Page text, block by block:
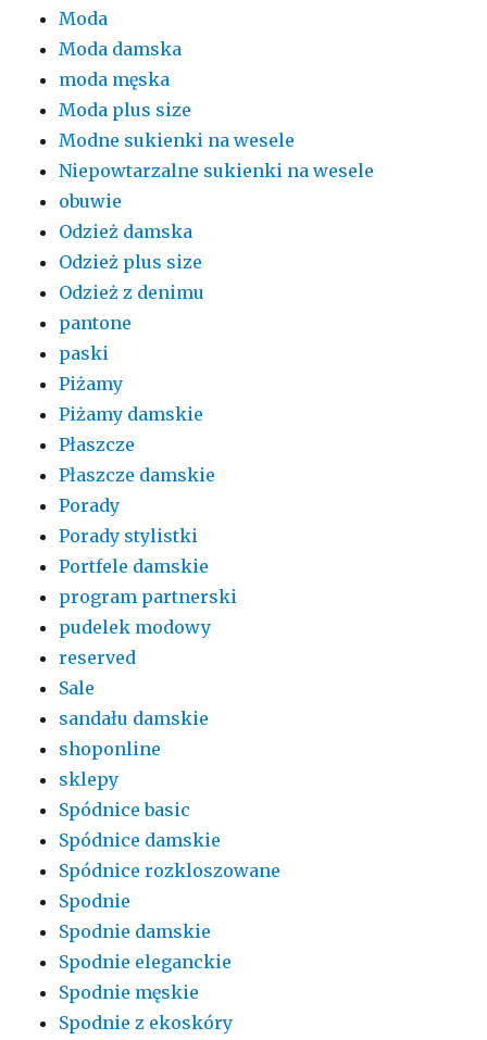
Moda
Moda damska
moda męska
Moda plus size
Modne sukienki na wesele
Niepowtarzalne sukienki na wesele
obuwie
Odzież damska
Odzież plus size
Odzież z denimu
pantone
paski
Piżamy
Piżamy damskie
Płaszcze
Płaszcze damskie
Porady
Porady stylistki
Portfele damskie
program partnerski
pudelek modowy
reserved
Sale
sandału damskie
shoponline
sklepy
Spódnice basic
Spódnice damskie
Spódnice rozkloszowane
Spodnie
Spodnie damskie
Spodnie eleganckie
Spodnie męskie
Spodnie z ekoskóry